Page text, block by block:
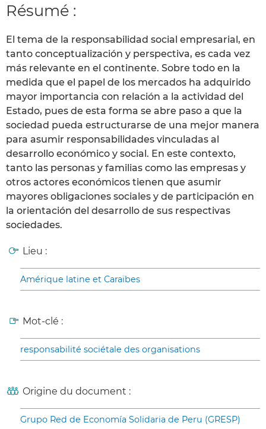
Résumé :
El tema de la responsabilidad social empresarial, en
tanto conceptualización y perspectiva, es cada vez
más relevante en el continente. Sobre todo en la
medida que el papel de los mercados ha adquirido
mayor importancia con relación a la actividad del
Estado, pues de esta forma se abre paso a que la
sociedad pueda estructurarse de una mejor manera
para asumir responsabilidades vinculadas al
desarrollo económico y social. En este contexto,
tanto las personas y familias como las empresas y
otros actores económicos tienen que asumir
mayores obligaciones sociales y de participación en
la orientación del desarrollo de sus respectivas
sociedades.
Lieu :
Amérique latine et Caraïbes
Mot-clé :
responsabilité sociétale des organisations
Origine du document :
Grupo Red de Economía Solidaria de Peru (GRESP)